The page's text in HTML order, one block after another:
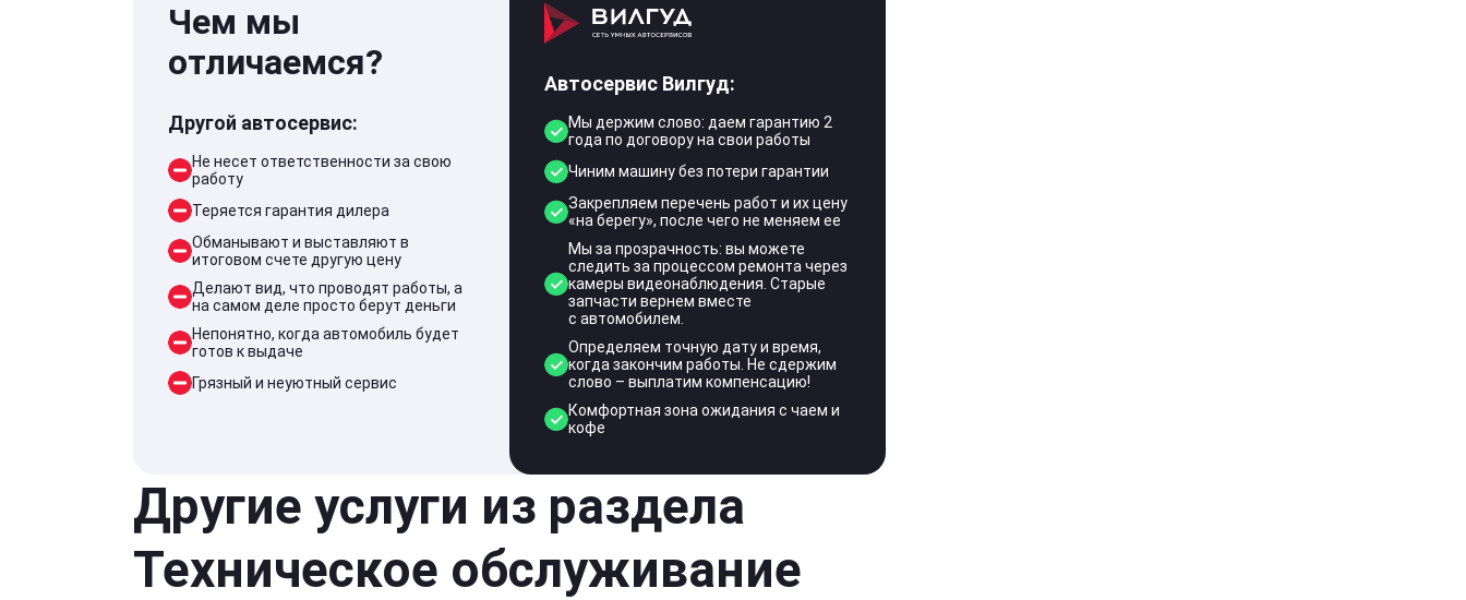
Чем мы
отличаемся?
Другой автосервис:
Не несет ответственности за свою
работу
Теряется гарантия дилера
Обманывают и выставляют в
итоговом счете другую цену
Делают вид, что проводят работы, а
на самом деле просто берут деньги
Непонятно, когда автомобиль будет
готов к выдаче
Грязный и неуютный сервис
Автосервис Вилгуд:
Мы держим слово: даем гарантию 2
года по договору на свои работы
Чиним машину без потери гарантии
Закрепляем перечень работ и их цену
«на берегу», после чего не меняем ее
Мы за прозрачность: вы можете
следить за процессом ремонта через
камеры видеонаблюдения. Старые
запчасти вернем вместе
с автомобилем.
Определяем точную дату и время,
когда закончим работы. Не сдержим
слово – выплатим компенсацию!
Комфортная зона ожидания с чаем и
кофе
Другие услуги из раздела
Техническое обслуживание